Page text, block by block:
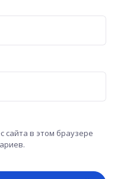
сайта в этом браузере